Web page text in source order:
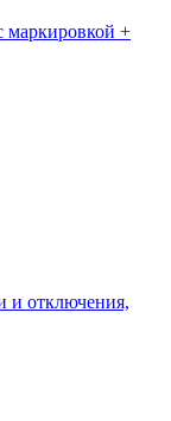
маркировкой +
и отключения,